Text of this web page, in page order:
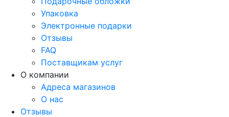
Упаковка
Электронные подарки
Отзывы
FAQ
Поставщикам услуг
О компании
Адреса магазинов
О нас
Отзывы